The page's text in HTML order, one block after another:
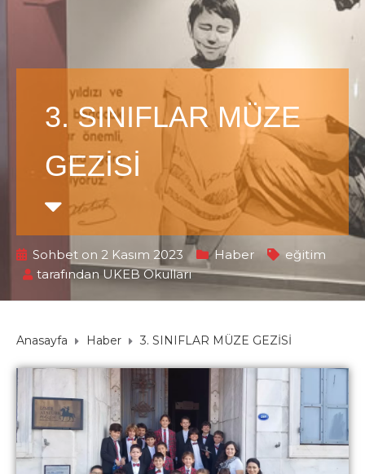
3. SINIFLAR MÜZE
GEZİSİ
Sohbet on 2 Kasım 2023 Haber
eğitim
tarafından UKEB Okulları
Anasayfa Haber 3. SINIFLAR MÜZE GEZİSİ